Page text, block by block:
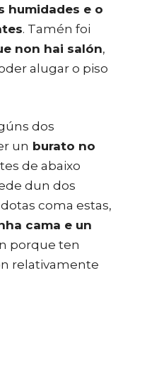
humidades e o
. Tamén foi
non hai salón,
alugar o piso
dos
un burato no
de abaixo
dun dos
coma estas,
cama e un
porque ten
relativamente